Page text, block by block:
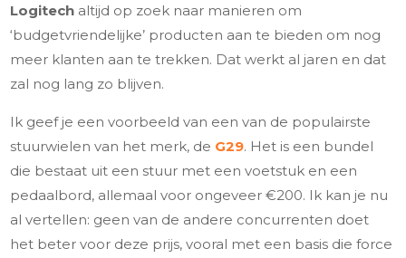
Logitech altijd op zoek naar manieren om
‘budgetvriendelijke’ producten aan te bieden om nog
meer klanten aan te trekken. Dat werkt al jaren en dat
zal nog lang zo blijven.
Ik geef je een voorbeeld van een van de populairste
stuurwielen van het merk, de G29. Het is een bundel
die bestaat uit een stuur met een voetstuk en een
pedaalbord, allemaal voor ongeveer €200. Ik kan je nu
al vertellen: geen van de andere concurrenten doet
het beter voor deze prijs, vooral met een basis die force